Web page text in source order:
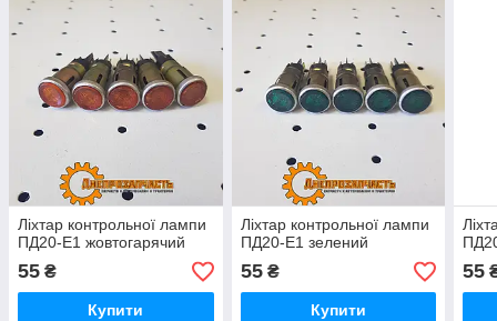
Ліхтар контрольної лампи
ПД20-Е1 жовтогарячий
55 ₴
Купити
Ліхтар контрольної лампи
ПД20-Е1 зелений
55₴
Купити
55